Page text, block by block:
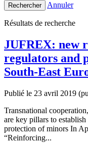
Rechercher Annuler
Résultats de recherche
JUFREX: new
regulators and
South-East
Publié le 23 avril 2019
Transnational
are key pillars to
protection of minors In
“Reinforcing...